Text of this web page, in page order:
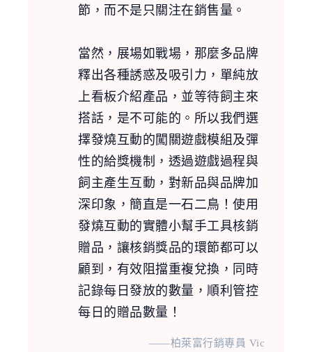
節，而不是只關注在銷售量。
當然，展場如戰場，那麼多品牌
釋出各種誘惑及吸引力，單純放
上看板介紹產品，並等待飼主來
搭話，是不可能的。所以我們選
擇發燒互動的闖關遊戲模組及彈
性的給獎機制，透過遊戲過程與
飼主產生互動，對新品與品牌加
深印象，簡直是一石二鳥！使用
發燒互動的實體小幫手工具核銷
贈品，讓核銷獎品的環節都可以
顧到，有效阻擋重複兌換，同時
記錄每日發放的數量，順利管控
每日的贈品數量！
——柏萊富行銷專員 Vic